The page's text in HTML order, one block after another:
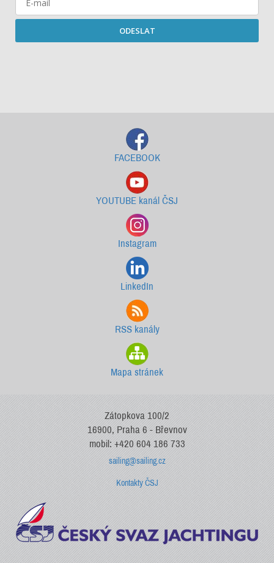
ODESLAT
FACEBOOK
YOUTUBE kanál ČSJ
Instagram
LinkedIn
RSS kanály
Mapa stránek
Zátopkova 100/2
16900, Praha 6 - Břevnov
mobil: +420 604 186 733
sailing@sailing.cz
Kontakty ČSJ